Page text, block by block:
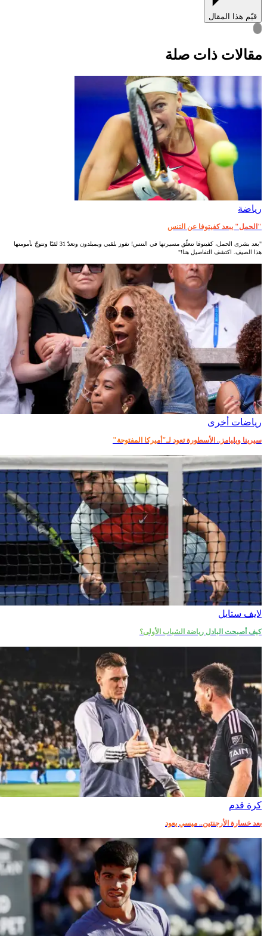
قيّم هذا المقال
مقالات ذات صلة
رياضة
"الحمل" يبعد كفيتوفا عن التنس
"بعد بشرى الحمل، كفيتوفا تتعلّق مسيرتها في التنس! تفوز بلقبي ويمبلدون وتعدّ 31 لقبًا وتتوجّ بأمومتها
هذا الصيف. اكتشف التفاصيل هنا!"
رياضات أخرى
سيرينا ويليامز.. الأسطورة تعود لـ"أميركا المفتوحة"
لايف ستايل
كيف أصبحت البادل رياضة الشباب الأولى؟
كرة قدم
بعد خسارة الأرجنتين.. ميسي يعود